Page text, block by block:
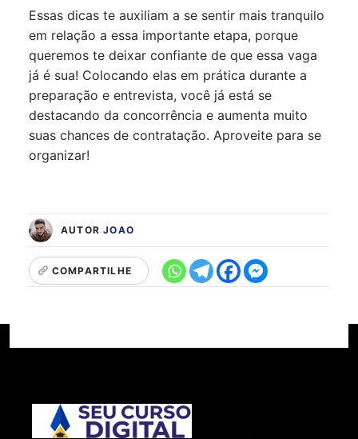
Essas dicas te auxiliam a se sentir mais tranquilo
em relação a essa importante etapa, porque
queremos te deixar confiante de que essa vaga
já é sua! Colocando elas em prática durante a
preparação e entrevista, você já está se
destacando da concorrência e aumenta muito
suas chances de contratação. Aproveite para se
organizar!
AUTORJOAO
COMPARTILHE